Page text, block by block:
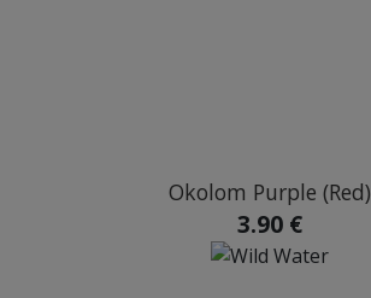
Okolom Purple (Red)
3.90 €